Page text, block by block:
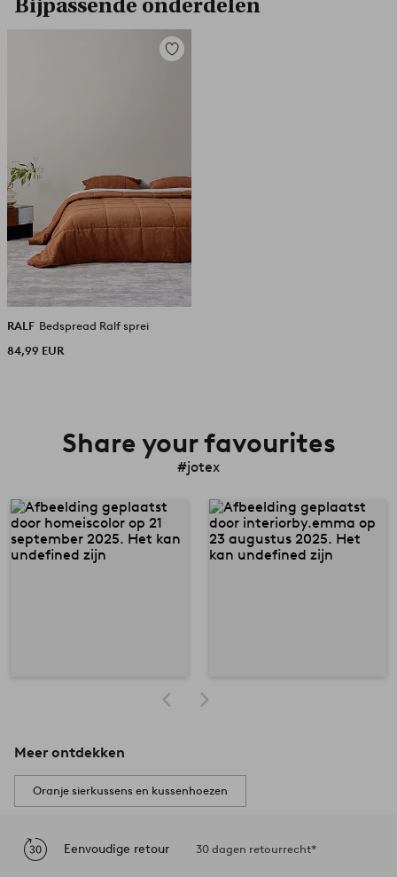
Bijpassende onderdelen
Toevoegen
RALF Bedspread Ralf sprei
84,99 EUR
Share your favourites
#jotex
Meer ontdekken
Oranje sierkussens en kussenhoezen
Eenvoudige retour 30 dagen retourrecht*